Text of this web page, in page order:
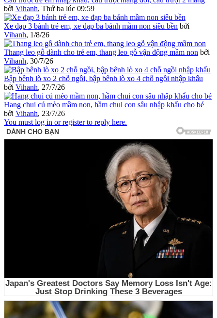
bởi Vihanh, Thứ ba lúc 09:59
Xe đạp 3 bánh trẻ em, xe đạp ba bánh mầm non siêu bền bởi
Vihanh, 1/8/26
Thang leo gỗ dành cho trẻ em, thang leo gỗ vận động mầm non bởi
Vihanh, 30/7/26
Bập bênh lò xo 2 chỗ ngồi, bập bênh lò xo 4 chỗ ngồi nhập khẩu
bởi Vihanh, 27/7/26
Hang chui cú mèo mầm non, hầm chui con sâu nhập khẩu cho bé
bởi Vihanh, 23/7/26
You must log in or register to reply here.